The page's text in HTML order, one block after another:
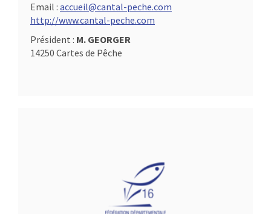
Email : accueil@cantal-peche.com
http://www.cantal-peche.com
Président : M. GEORGER
14250 Cartes de Pêche